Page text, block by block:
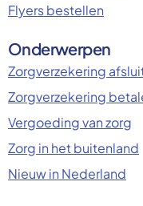
Flyers bestellen
Onderwerpen
Zorgverzekering
Zorgverzekering
Vergoeding van zorg
Zorg in het buitenland
Nieuw in Nederland